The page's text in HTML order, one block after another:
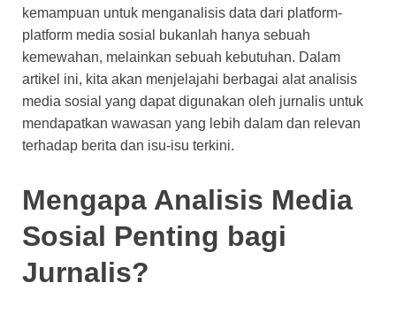
kemampuan untuk menganalisis data dari platform-
platform media sosial bukanlah hanya sebuah
kemewahan, melainkan sebuah kebutuhan. Dalam
artikel ini, kita akan menjelajahi berbagai alat analisis
media sosial yang dapat digunakan oleh jurnalis untuk
mendapatkan wawasan yang lebih dalam dan relevan
terhadap berita dan isu-isu terkini.
Mengapa Analisis Media
Sosial Penting bagi
Jurnalis?